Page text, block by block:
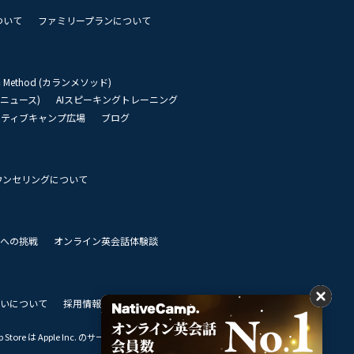
いて
ファミリープランについて
Method (カランメソッド)
ュース)
AIスピーキングトレーニング
ィブキャンプ広場
ブログ
ンセリングについて
の挑戦
オンライン英会話体験談
について 採用情報 私達のビジョン
は Apple Inc. のサービスマークです。